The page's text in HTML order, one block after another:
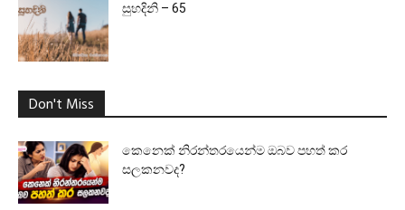
සුහදිනි – 65
Don't Miss
කෙනෙක් නිරන්තරයෙන්ම ඔබව පහත් කර
සලකනවද?